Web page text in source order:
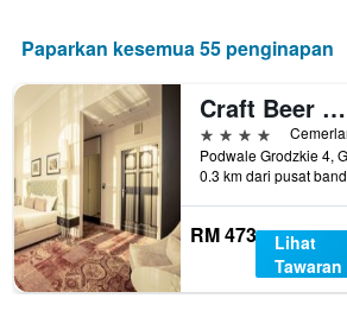
Paparkan kesemua 55 penginapan
Craft Beer Central Hotel
4 bintang
0.3 km dari pusat
RM 473
Lihat
Tawaran